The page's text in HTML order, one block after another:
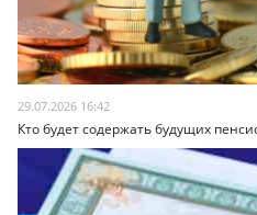
29.07.2026 16:42
Кто будет содержать будущих